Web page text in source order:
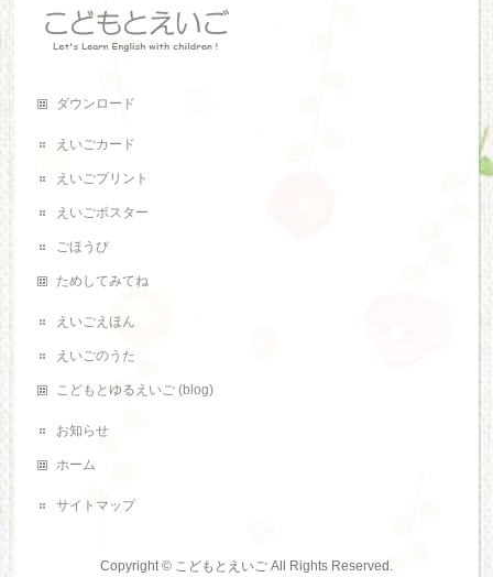
ダウンロード
えいごカード
えいごプリント
えいごポスター
ごほうび
ためしてみてね
えいごえほん
えいごのうた
こどもとゆるえいご (blog)
お知らせ
ホーム
サイトマップ
Copyright © こどもとえいごAll Rights Reserved.